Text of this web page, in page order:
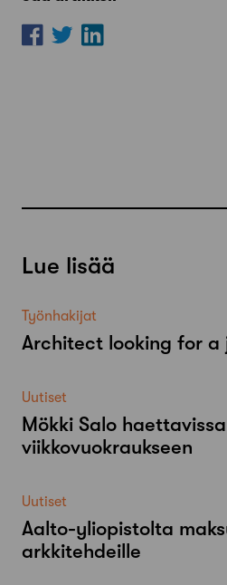
Lue lisää
Työnhakijat
Architect looking for a
Uutiset
Mökki Salo haettavissa
viikkovuokraukseen
Uutiset
Aalto-​yliopistolta
arkkitehdeille